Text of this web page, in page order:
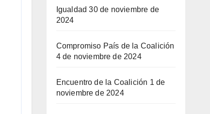
Igualdad 30 de noviembre de
2024
Compromiso País de la Coalición
4 de noviembre de 2024
Encuentro de la Coalición 1 de
noviembre de 2024